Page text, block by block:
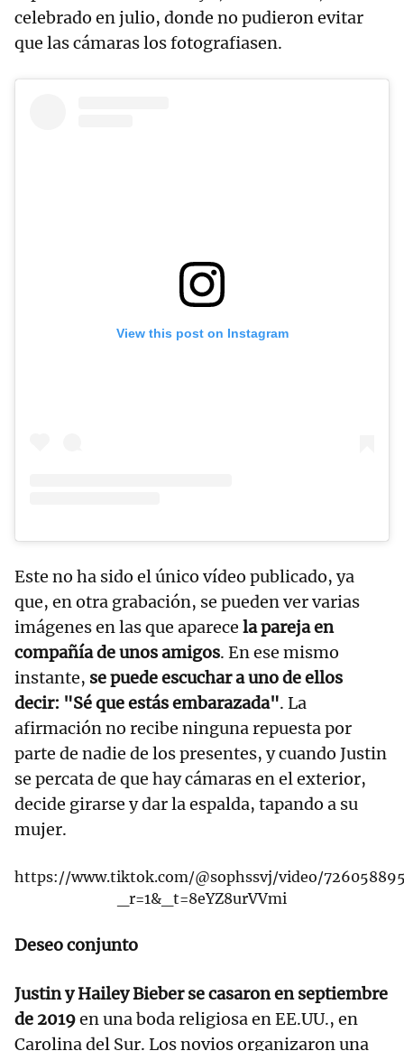
celebrado en julio, donde no pudieron evitar
que las cámaras los fotografiasen.
View this post on Instagram
Este no ha sido el único vídeo publicado, ya
que, en otra grabación, se pueden ver varias
imágenes en las que aparece la pareja en
compañía de unos amigos. En ese mismo
instante, se puede escuchar a uno de ellos
decir: "Sé que estás embarazada". La
afirmación no recibe ninguna repuesta por
parte de nadie de los presentes, y cuando Justin
se percata de que hay cámaras en el exterior,
decide girarse y dar la espalda, tapando a su
mujer.
https://www.tiktok.com/@sophssvj/video/
_r=1&_t=8eYZ8urVVmi
Deseo conjunto
Justin y Hailey Bieber se casaron en septiembre
de 2019en una boda religiosa en EE.UU., en
Carolina del Sur. Los novios organizaron una